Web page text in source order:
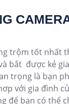
trộm tốt nhất
bắt được kẻ
trọng là bạn
với gia đình
để bạn có thể